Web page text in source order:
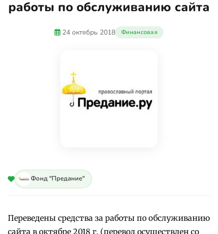
работы по обслуживанию сайта
24 октябрь 2018 Финансовая
Фонд "Предание"
Переведены средства за работы по обслуживанию
сайта в октябре 2018 г. (перевод осуществлен со